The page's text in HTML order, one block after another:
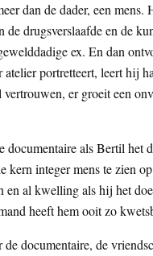
dan de dader, een
de drugsverslaafde en de
ex. En dan
portretteert, leert hij
er groeit een
documentaire als Bertil het
kern integer mens te zien
en al kwelling als hij het
heeft hem ooit zo
documentaire, de